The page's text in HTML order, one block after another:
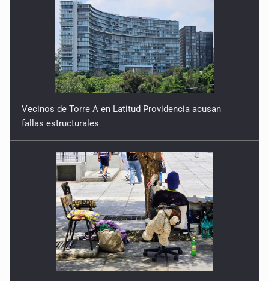
Vecinos de Torre A en Latitud Providencia acusan
fallas estructurales